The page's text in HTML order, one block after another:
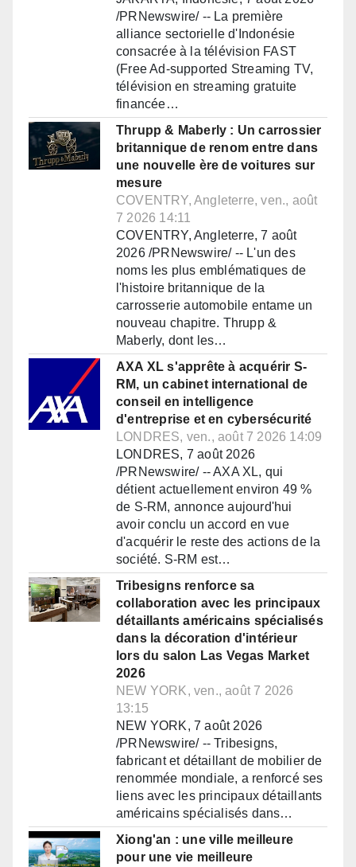
/PRNewswire/ -- La première
alliance sectorielle d'Indonésie
consacrée à la télévision FAST
(Free Ad-supported Streaming TV,
télévision en streaming gratuite
financée…
Thrupp & Maberly : Un carrossier
britannique de renom entre dans
une nouvelle ère de voitures sur
mesure
COVENTRY, Angleterre, ven., août
7 2026 14:11
COVENTRY, Angleterre, 7 août
2026 /PRNewswire/ -- L'un des
noms les plus emblématiques de
l'histoire britannique de la
carrosserie automobile entame un
nouveau chapitre. Thrupp &
Maberly, dont les…
AXA XL s'apprête à acquérir S-
RM, un cabinet international de
conseil en intelligence
d'entreprise et en cybersécurité
LONDRES, ven., août 7 2026 14:09
LONDRES, 7 août 2026
/PRNewswire/ -- AXA XL, qui
détient actuellement environ 49 %
de S-RM, annonce aujourd'hui
avoir conclu un accord en vue
d'acquérir le reste des actions de la
société. S-RM est…
Tribesigns renforce sa
collaboration avec les principaux
détaillants américains spécialisés
dans la décoration d'intérieur
lors du salon Las Vegas Market
2026
NEW YORK, ven., août 7 2026
13:15
NEW YORK, 7 août 2026
/PRNewswire/ -- Tribesigns,
fabricant et détaillant de mobilier de
renommée mondiale, a renforcé ses
liens avec les principaux détaillants
américains spécialisés dans…
Xiong'an : une ville meilleure
pour une vie meilleure